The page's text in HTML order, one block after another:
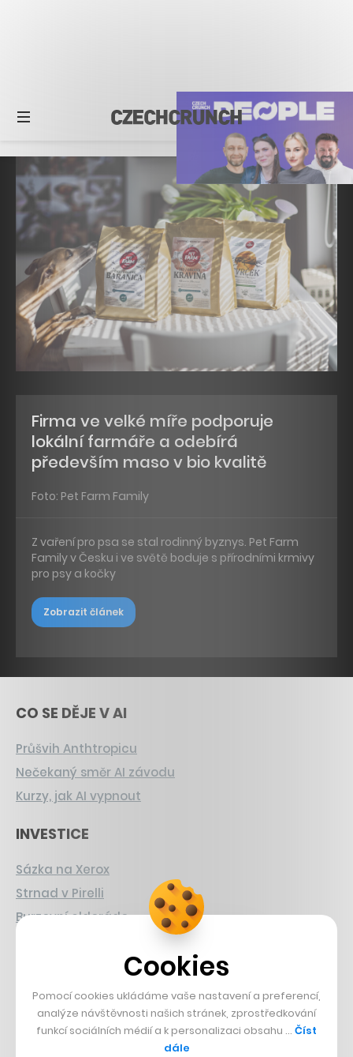
Firma ve velké míře podporuje
lokální farmáře a odebírá
především maso v bio kvalitě
Foto: Pet Farm Family
Z vaření pro psa se stal rodinný byznys. Pet Farm
Family v Česku i ve světě boduje s přírodními krmivy
pro psy a kočky
Zobrazit článek
CO SE DĚJE V AI
Průšvih Anthtropicu
Nečekaný směr AI závodu
Kurzy, jak AI vypnout
INVESTICE
Sázka na Xerox
Strnad v Pirelli
Burzovní eldorádo
PŘÍBĚHY Z GASTRA
Boční projekt, co se zvrtnul
Francouzský šéfkuchař na Šumavě
Dva golfisti, co pečou
Cookies
Pomocí cookies ukládáme vaše nastavení a preferencí,
analýze návštěvnosti našich stránek, zprostředkování
funkcí sociálních médií a k personalizaci obsahu … Číst
dále